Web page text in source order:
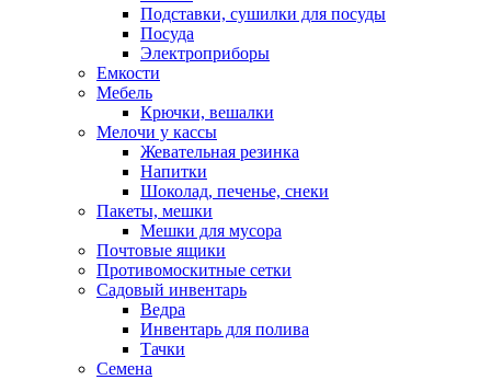
Подставки, сушилки для посуды
Посуда
Электроприборы
Емкости
Мебель
Крючки, вешалки
Мелочи у кассы
Жевательная резинка
Напитки
Шоколад, печенье, снеки
Пакеты, мешки
Мешки для мусора
Почтовые ящики
Противомоскитные сетки
Садовый инвентарь
Ведра
Инвентарь для полива
Тачки
Семена